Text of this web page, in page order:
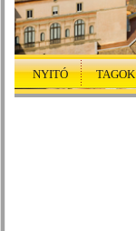
NYITÓ TAGOK